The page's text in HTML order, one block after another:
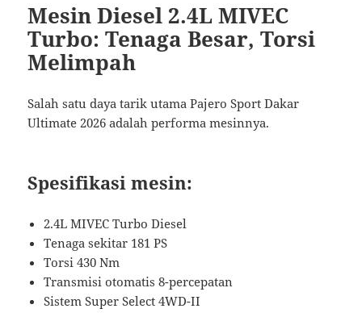
Mesin Diesel 2.4L MIVEC
Turbo: Tenaga Besar, Torsi
Melimpah
Salah satu daya tarik utama Pajero Sport Dakar
Ultimate 2026 adalah performa mesinnya.
Spesifikasi mesin:
2.4L MIVEC Turbo Diesel
Tenaga sekitar 181 PS
Torsi 430 Nm
Transmisi otomatis 8-percepatan
Sistem Super Select 4WD-II